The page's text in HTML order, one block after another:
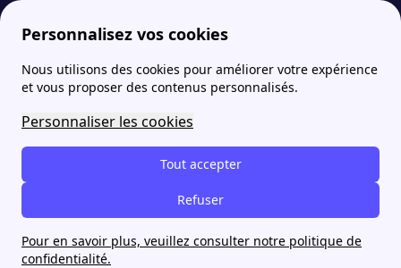
Personnalisez vos cookies
Nous utilisons des cookies pour améliorer votre expérience
et vous proposer des contenus personnalisés.
Personnaliser les cookies
Tout accepter
Refuser
Pour en savoir plus, veuillez consulter notre politique de
confidentialité.
papernest Conditions pour un emprunt immobilier Quel salaire pour emprunter 140 000 euros en Janvier 2022 ?
Quel salaire pour
emprunter 140 000 euros
en Janvier 2022 ?